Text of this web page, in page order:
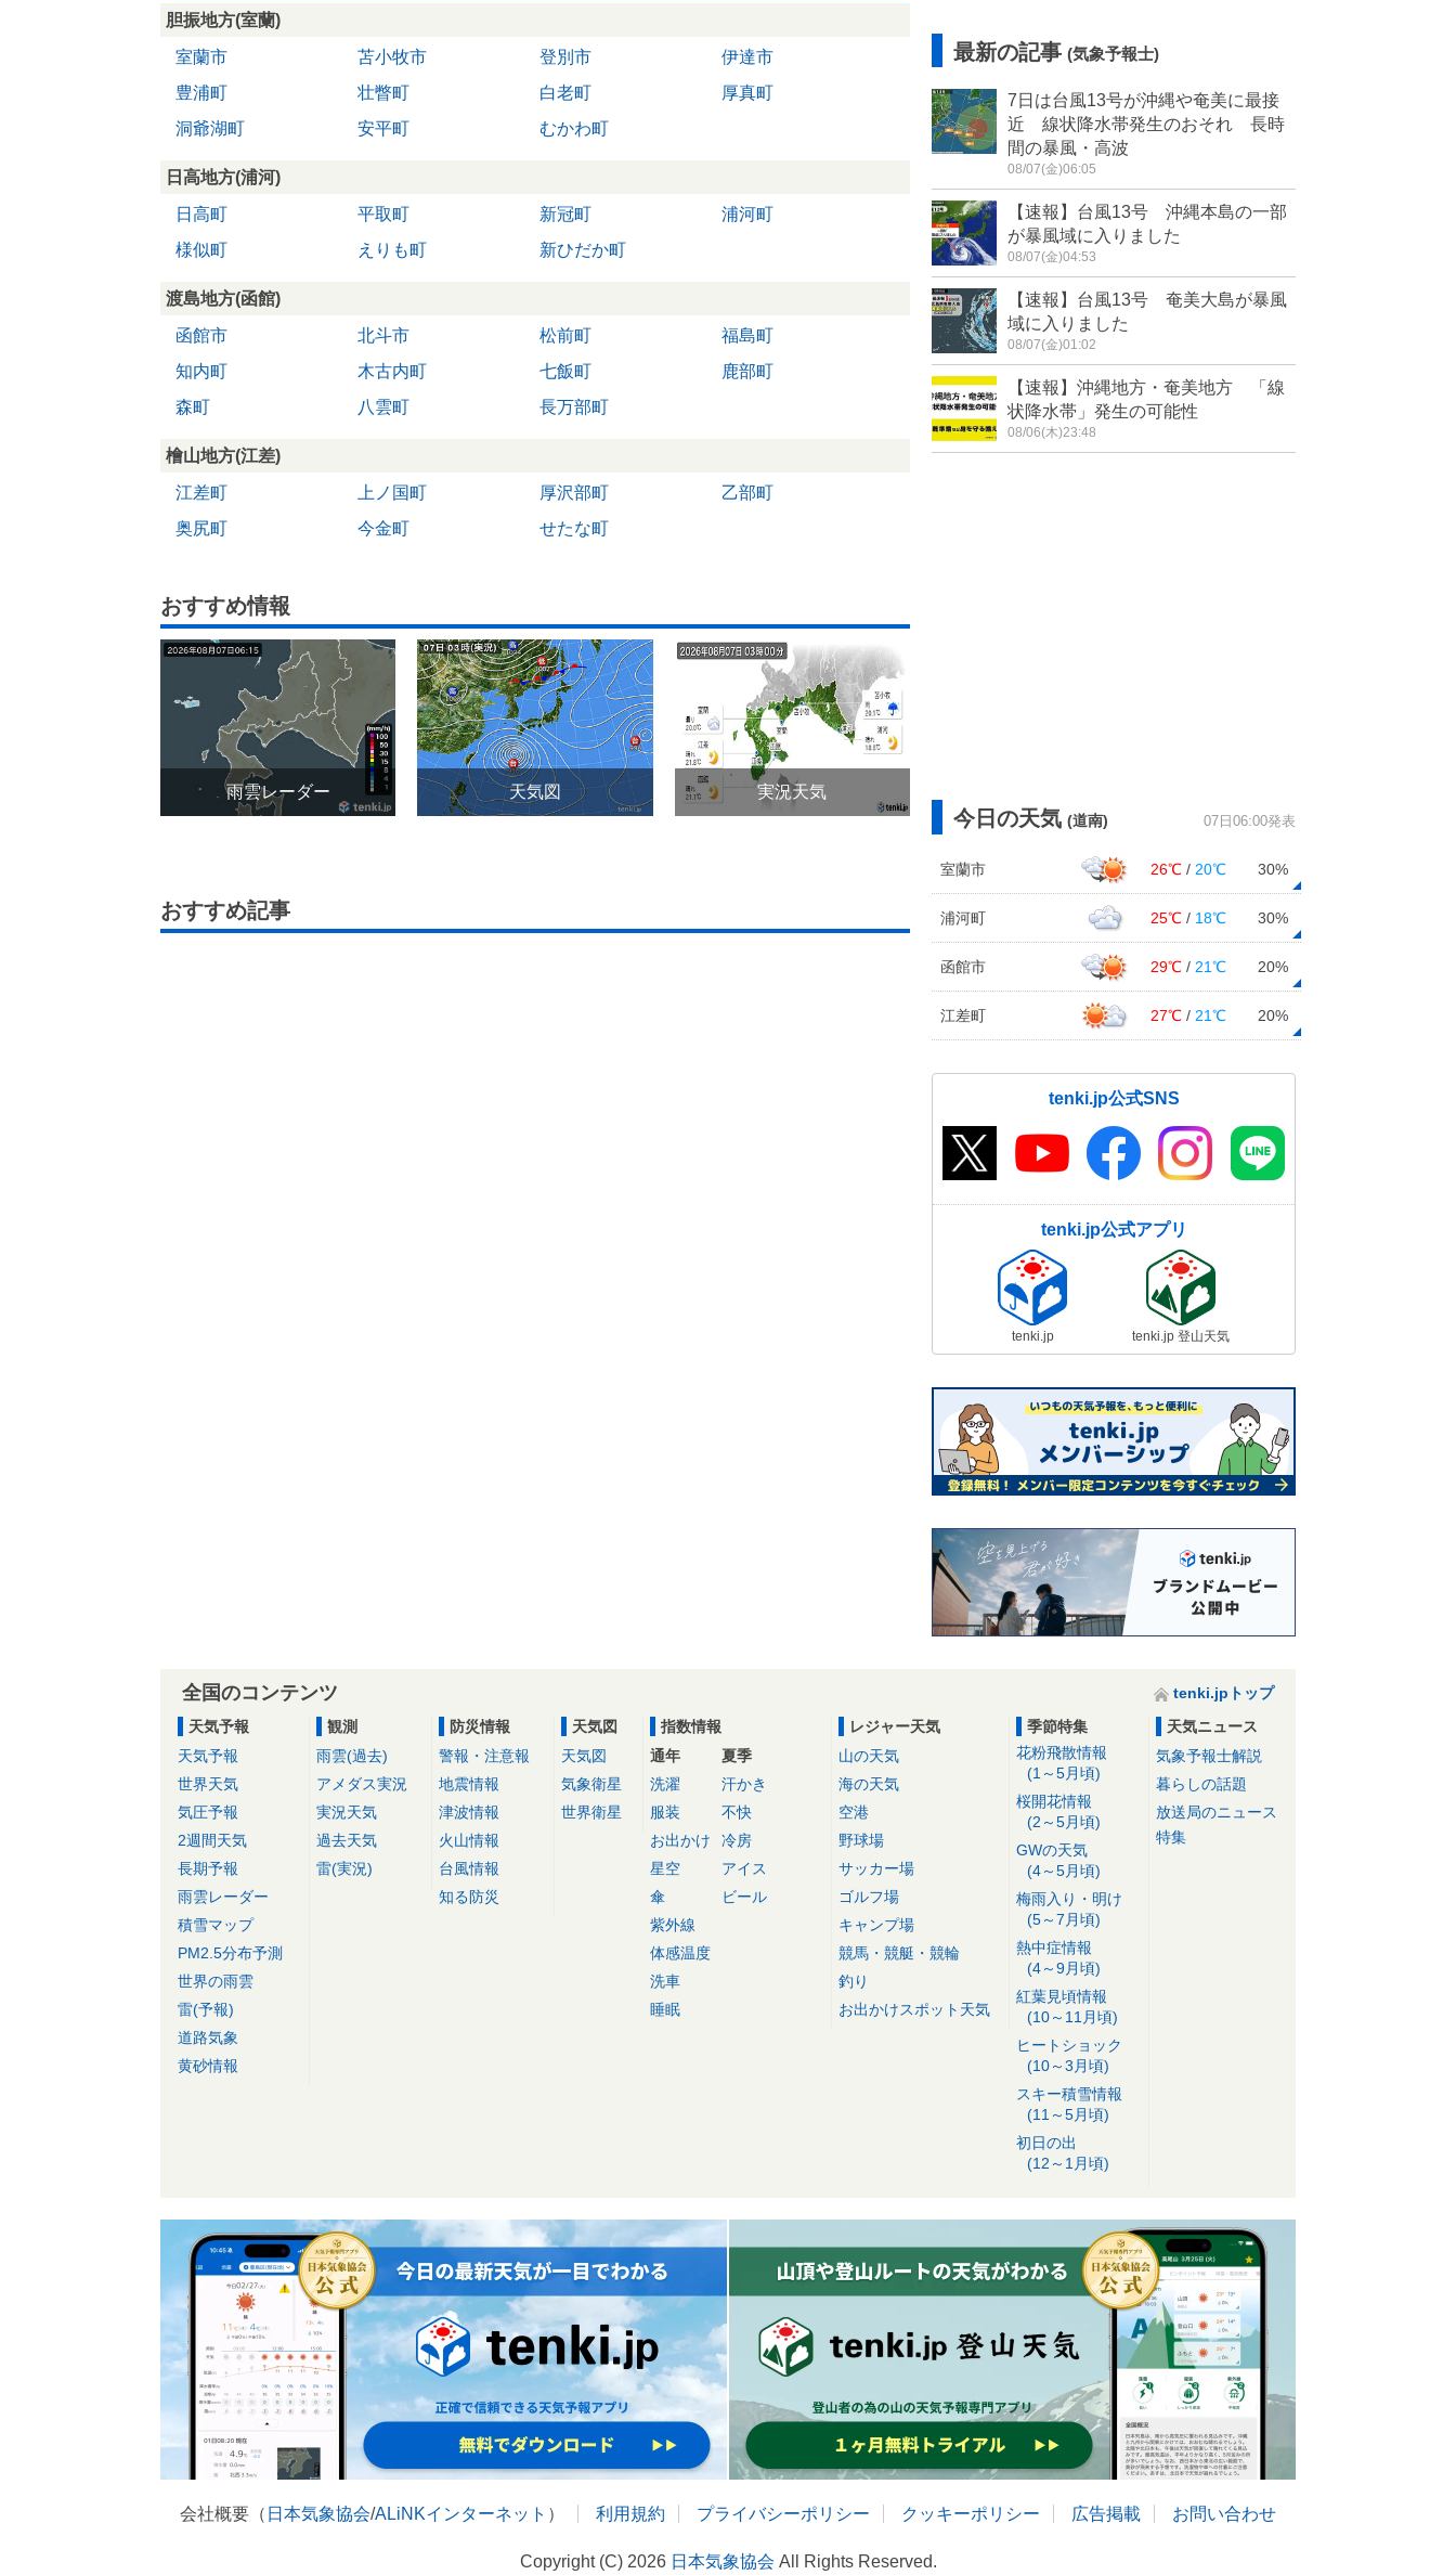
胆振地方(室蘭)
室蘭市
苫小牧市 登別市
伊達市
豊浦町
壮瞥町 白老町
厚真町
洞爺湖町
安平町 むかわ町
日高地方(浦河)
日高町
平取町 新冠町
浦河町
様似町
えりも町 新ひだか町
渡島地方(函館)
函館市
北斗市 松前町
福島町
知内町
木古内町 七飯町
鹿部町
森町
八雲町 長万部町
檜山地方(江差)
江差町
上ノ国町 厚沢部町
乙部町
奥尻町
今金町 せたな町
おすすめ情報
雨雲レーダー 天気図 実況天気
おすすめ記事
最新の記事 (気象予報士)
7日は台風13号が沖縄や奄美に最接
近 線状降水帯発生のおそれ 長時
間の暴風・高波
08/07(金)06:05
【速報】台風13号 沖縄本島の一部
が暴風域に入りました
08/07(金)04:53
【速報】台風13号 奄美大島が暴風
域に入りました
08/07(金)01:02
【速報】沖縄地方・奄美地方 「線
状降水帯」発生の可能性
08/06(木)23:48
今日の天気 (道南) 07日06:00発表
室蘭市 26℃ / 20℃ 30%
浦河町 25℃ / 18℃ 30%
函館市 29℃ / 21℃ 20%
江差町 27℃ / 21℃ 20%
tenki.jp公式SNS
tenki.jp公式アプリ
tenki.jp tenki.jp 登山天気
全国のコンテンツ
tenki.jpトップ
天気予報
天気予報
世界天気
気圧予報
2週間天気
長期予報
雨雲レーダー
積雪マップ
PM2.5分布予測
世界の雨雲
雷(予報)
道路気象
黄砂情報
観測
雨雲(過去)
アメダス実況
実況天気
過去天気
雷(実況)
防災情報
警報・注意報
地震情報
津波情報
火山情報
台風情報
知る防災
天気図
天気図
気象衛星
世界衛星
指数情報
通年
洗濯
服装
お出かけ
星空
傘
紫外線
体感温度
洗車
睡眠
夏季
汗かき
不快
冷房
アイス
ビール
レジャー天気
山の天気
海の天気
空港
野球場
サッカー場
ゴルフ場
キャンプ場
競馬・競艇・競輪
釣り
お出かけスポット天気
季節特集
花粉飛散情報
(1～5月頃)
桜開花情報
(2～5月頃)
GWの天気
(4～5月頃)
梅雨入り・明け
(5～7月頃)
熱中症情報
(4～9月頃)
紅葉見頃情報
(10～11月頃)
ヒートショック
(10～3月頃)
スキー積雪情報
(11～5月頃)
初日の出
(12～1月頃)
天気ニュース
気象予報士解説
暮らしの話題
放送局のニュース
特集
会社概要（ 日本気象協会/ALiNKインターネット ） 利用規約 プライバシーポリシー クッキーポリシー 広告掲載 お問い合わせ
Copyright (C) 2026 日本気象協会 All Rights Reserved.